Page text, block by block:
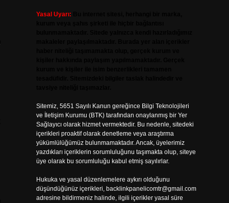
Yasal Uyarı:
Sitemiz, 5651 Sayılı Kanun gereğince Bilgi Teknolojileri
ve İletişim Kurumu (BTK) tarafından onaylanmış bir Yer
Sağlayıcı olarak hizmet vermektedir. Bu nedenle, sitedeki
içerikleri proaktif olarak denetleme veya araştırma
yükümlülüğümüz bulunmamaktadır. Ancak, üyelerimiz
yazdıkları içeriklerin sorumluluğunu taşımakta olup, siteye
üye olarak bu sorumluluğu kabul etmiş sayılırlar.
Hukuka ve yasal düzenlemelere aykırı olduğunu
düşündüğünüz içerikleri, backlinkpanelicomtr@gmail.com
adresine bildirmeniz halinde, ilgili içerikler yasal süre